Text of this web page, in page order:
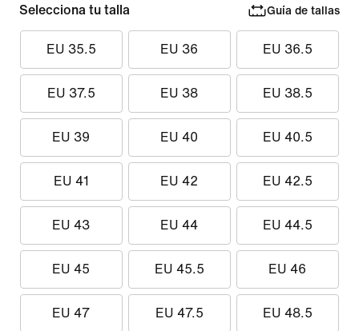
Selecciona tu talla Guía de tallas
EU 35.5 EU 36 EU 36.5
EU 37.5 EU 38 EU 38.5
EU 39 EU 40 EU 40.5
EU 41 EU 42 EU 42.5
EU 43 EU 44 EU 44.5
EU 45 EU 45.5 EU 46
EU 47 EU 47.5 EU 48.5